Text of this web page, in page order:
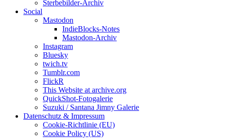
Sterbebilder-Archiv
Social
Mastodon
IndieBlocks-Notes
Mastodon-Archiv
Instagram
Bluesky
twich.tv
Tumblr.com
FlickR
This Website at archive.org
QuickShot-Fotogalerie
Suzuki / Santana Jimny Galerie
Datenschutz & Impressum
Cookie-Richtlinie (EU)
Cookie Policy (US)